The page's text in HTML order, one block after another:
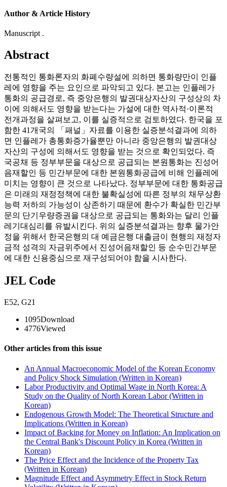
Author & Article History
Manuscript .
Abstract
전통적인 통화론자의 화폐수량설에 의하면 통화량만이 인플
레에 영향을 주는 요인으로 파악되고 있다. 본고는 인플레가
통화의 공급경로, 즉 중앙은행의 발권대상자산의 구성상의 차
이에 의해서도 영향을 받는다는 가설에 대한 역사적·이론적
전개과정을 살펴보고, 이를 실증적으로 검토하였다. 한국을 포
함한 41개국의 「패널」자료를 이용한 실증분석결과에 의하
면 인플레가 총통화증가율뿐만 아니라 중앙은행의 발권대상
자산의 구성에 의해서도 영향을 받는 것으로 확인되었다. 즉
국공채 등 정부부문을 대상으로 공급되는 본원통화는 진성어
음재할인 등 민간부문에 대한 본원통화공급에 비해 인플레에
미치는 영향이 큰 것으로 나타났다. 정부부문에 대한 통화공급
은 미래의 재정정책에 대한 불확실성에 따른 정부의 채무상환
능력 저하의 가능성이 상존하기 때문에 환수가 확실한 민간부
문의 단기우량증권을 대상으로 공급되는 통화와는 달리 인플
레기대심리를 유발시킨다. 위의 실증분석결과는 향후 물가안
정을 위해서 한국은행의 대 예금은행 대출금이 현행의 재정자
금적 성격의 자금위주에서 진성어음재할인 등 순수민간부문
에 대한 신용중심으로 재구성되어야 함을 시사한다.
JEL Code
E52, G21
1095Download
4776Viewed
Other articles from this issue
An Annual Macroeconomic Model of the Korean Economy
and Policy Shock Simulation (Written in Korean)
Labor Productivity and Optimal Wage in North Korea: A
Study on the Quality of North Korean Labor (Written in
Korean)
Endogenous Growth Model: The Theoretical Structure and
Implications (Written in Korean)
Impact of Backing for Money on Inflation: An Implication on
the Central Bank's Discount Policy in Korea (Written in
Korean)
The Price Effect and the Incidence of the Property Tax
(Written in Korean)
Magnitude Effect and Asymmetry Effect in Stock Return